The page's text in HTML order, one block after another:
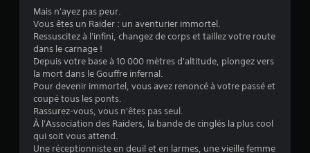
u
e
r
a
u
j
e
u
s
a
n
Mais n'ayez pas peur.
Vous êtes un Raider : un aventurier immortel.
Ressuscitez à l'infini, changez de corps et taillez votre route
dans le carnage !
Depuis votre base à 10 000 mètres d'altitude, plongez vers
la mort dans le Gouffre infernal.
Pour devenir immortel, vous avez renoncé à votre passé et
coupé tous les ponts.
Rassurez-vous, vous n'êtes pas seul.
À l'Association des Raiders, la bande de cinglés la plus cool
qui soit vous attend.
Une réceptionniste en deuil et en larmes, une vieille femme